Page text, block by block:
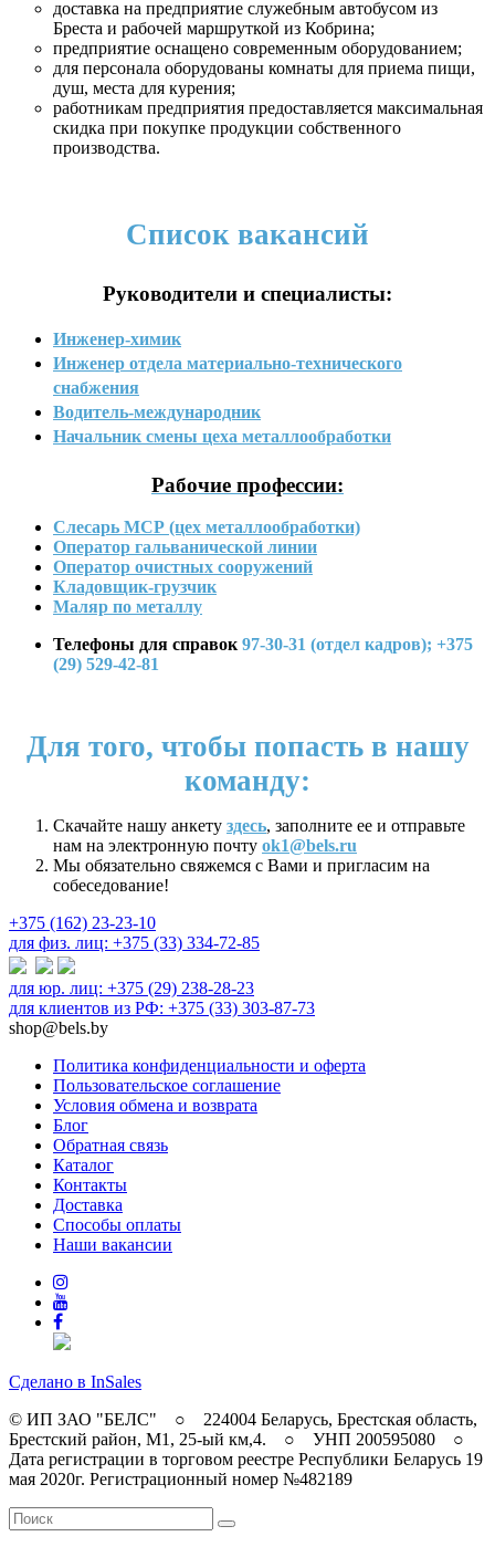
доставка на предприятие служебным автобусом из
Бреста и рабочей маршруткой из Кобрина;
предприятие оснащено современным оборудованием;
для персонала оборудованы комнаты для приема пищи,
душ, места для курения;
работникам предприятия предоставляется максимальная
скидка при покупке продукции собственного
производства.
Список вакансий
Руководители и специалисты:
Инженер-химик
Инженер отдела материально-технического
снабжения
Водитель-международник
Начальник смены цеха металлообработки
Рабочие профессии:
Слесарь МСР (цех металлообработки)
Оператор гальванической линии
Оператор очистных сооружений
Кладовщик-грузчик
Маляр по металлу
Телефоны для справок 97-30-31 (отдел кадров); +375
(29) 529-42-81
Для того, чтобы попасть в нашу
команду:
Скачайте нашу анкету здесь, заполните ее и отправьте
нам на электронную почту ok1@bels.ru
Мы обязательно свяжемся с Вами и пригласим на
собеседование!
+375 (162) 23-23-10
для физ. лиц: +375 (33) 334-72-85
для юр. лиц: +375 (29) 238-28-23
для клиентов из РФ: +375 (33) 303-87-73
shop@bels.by
Политика конфиденциальности и оферта
Пользовательское соглашение
Условия обмена и возврата
Блог
Обратная связь
Каталог
Контакты
Доставка
Способы оплаты
Наши вакансии
Сделано в InSales
© ИП ЗАО "БЕЛС" ○ 224004 Беларусь, Брестская область,
Брестский район, M1, 25-ый км,4. ○ УНП 200595080 ○
Дата регистрации в торговом реестре Республики Беларусь 19
мая 2020г. Регистрационный номер №482189